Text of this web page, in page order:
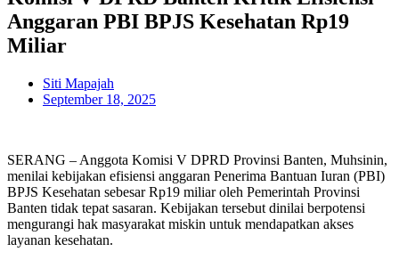
Anggaran PBI BPJS Kesehatan Rp19
Miliar
Siti Mapajah
September 18, 2025
SERANG – Anggota Komisi V DPRD Provinsi Banten, Muhsinin,
menilai kebijakan efisiensi anggaran Penerima Bantuan Iuran (PBI)
BPJS Kesehatan sebesar Rp19 miliar oleh Pemerintah Provinsi
Banten tidak tepat sasaran. Kebijakan tersebut dinilai berpotensi
mengurangi hak masyarakat miskin untuk mendapatkan akses
layanan kesehatan.